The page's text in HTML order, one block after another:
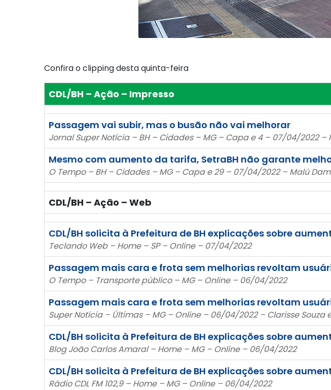
Confira o clipping desta quinta-feira
CDL/BH – Ação – Impresso
Passagem vai subir, mas o busão não vai melhorar
Jornal Super Notícia – BH – Cidades – MG – Capa e 4 – 07/04/2022 –
Mesmo com aumento da tarifa, SetraBH não garante
O Tempo – BH – Cidades – MG – Capa e 29 – 07/04/2022 – Malú
CDL/BH – Ação – Web
CDL/BH solicita à Prefeitura de BH explicações sobre
Teclando Web – Home – SP – Online – 07/04/2022
Passagem mais cara e frota sem melhorias revoltam
O Tempo – Transporte público – MG – Online – 06/04/2022
Passagem mais cara e frota sem melhorias revoltam
Super Notícia – Últimas – MG – Online – 06/04/2022 – Clarisse Souza
CDL/BH solicita à Prefeitura de BH explicações sobre
Blog João Carlos Amaral – Home – MG – Online – 06/04/2022
CDL/BH solicita à Prefeitura de BH explicações sobre
Rádio CDL FM 102,9 – Home – MG – Online – 06/04/2022